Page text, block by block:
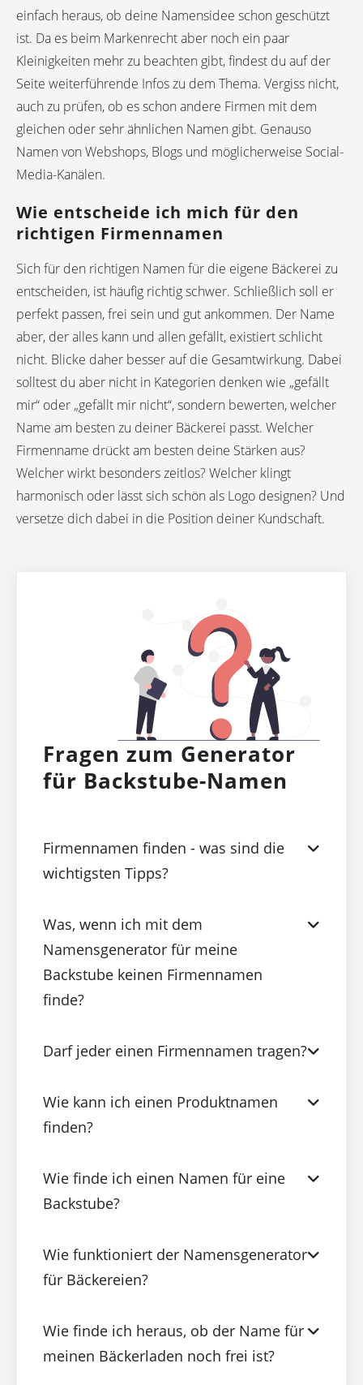
einfach heraus, ob deine Namensidee schon geschützt
ist. Da es beim Markenrecht aber noch ein paar
Kleinigkeiten mehr zu beachten gibt, findest du auf der
Seite weiterführende Infos zu dem Thema. Vergiss nicht,
auch zu prüfen, ob es schon andere Firmen mit dem
gleichen oder sehr ähnlichen Namen gibt. Genauso
Namen von Webshops, Blogs und möglicherweise Social-
Media-Kanälen.
Wie entscheide ich mich für den
richtigen Firmennamen
Sich für den richtigen Namen für die eigene Bäckerei zu
entscheiden, ist häufig richtig schwer. Schließlich soll er
perfekt passen, frei sein und gut ankommen. Der Name
aber, der alles kann und allen gefällt, existiert schlicht
nicht. Blicke daher besser auf die Gesamtwirkung. Dabei
solltest du aber nicht in Kategorien denken wie „gefällt
mir“ oder „gefällt mir nicht“, sondern bewerten, welcher
Name am besten zu deiner Bäckerei passt. Welcher
Firmenname drückt am besten deine Stärken aus?
Welcher wirkt besonders zeitlos? Welcher klingt
harmonisch oder lässt sich schön als Logo designen? Und
versetze dich dabei in die Position deiner Kundschaft.
Fragen zum Generator
für Backstube-Namen
Firmennamen finden - was sind die
wichtigsten Tipps?
Was, wenn ich mit dem
Namensgenerator für meine
Backstube keinen Firmennamen
finde?
Darf jeder einen Firmennamen tragen?
Wie kann ich einen Produktnamen
finden?
Wie finde ich einen Namen für eine
Backstube?
Wie funktioniert der Namensgenerator
für Bäckereien?
Wie finde ich heraus, ob der Name für
meinen Bäckerladen noch frei ist?